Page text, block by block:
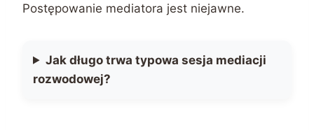
Postępowanie mediatora jest niejawne.
Jak długo trwa typowa sesja mediacji
rozwodowej?